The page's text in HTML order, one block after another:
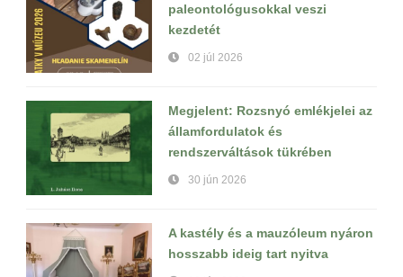
paleontológusokkal veszi
kezdetét
02 júl 2026
Megjelent: Rozsnyó emlékjelei az
államfordulatok és
rendszerváltások tükrében
30 jún 2026
A kastély és a mauzóleum nyáron
hosszabb ideig tart nyitva